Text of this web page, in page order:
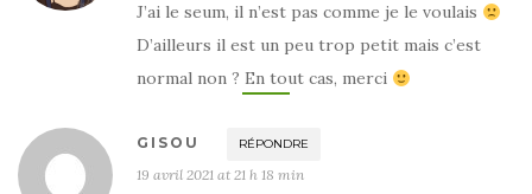
J’ai le seum, il n’est pas comme je le voulais
D’ailleurs il est un peu trop petit mais c’est
normal non ? En tout cas, merci
GISOU RÉPONDRE
19 avril 2021 at 21 h 18 min